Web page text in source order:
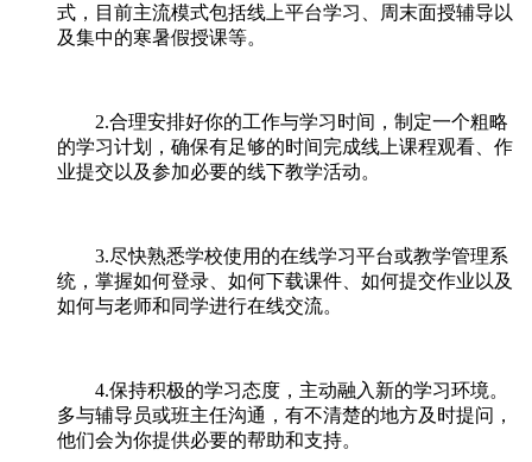
式，目前主流模式包括线上平台学习、周末面授辅导以
及集中的寒暑假授课等。
2.合理安排好你的工作与学习时间，制定一个粗略
的学习计划，确保有足够的时间完成线上课程观看、作
业提交以及参加必要的线下教学活动。
3.尽快熟悉学校使用的在线学习平台或教学管理系
统，掌握如何登录、如何下载课件、如何提交作业以及
如何与老师和同学进行在线交流。
4.保持积极的学习态度，主动融入新的学习环境。
多与辅导员或班主任沟通，有不清楚的地方及时提问，
他们会为你提供必要的帮助和支持。